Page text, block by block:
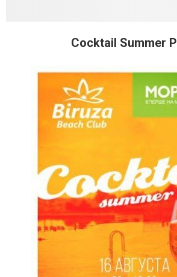
Cocktail Summer